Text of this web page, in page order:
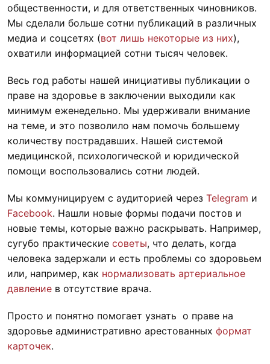
общественности, и для ответственных чиновников.
Мы сделали больше сотни публикаций в различных
медиа и соцсетях (вот лишь некоторые из них),
охватили информацией сотни тысяч человек.
Весь год работы нашей инициативы публикации о
праве на здоровье в заключении выходили как
минимум еженедельно. Мы удерживали внимание
на теме, и это позволило нам помочь большему
количеству пострадавших. Нашей системой
медицинской, психологической и юридической
помощи воспользовались сотни людей.
Мы коммуницируем с аудиторией через Telegram и
Facebook. Нашли новые формы подачи постов и
новые темы, которые важно раскрывать. Например,
сугубо практические советы, что делать, когда
человека задержали и есть проблемы со здоровьем
или, например, как нормализовать артериальное
давление в отсутствие врача.
Просто и понятно помогает узнать о праве на
здоровье административно арестованных формат
карточек.